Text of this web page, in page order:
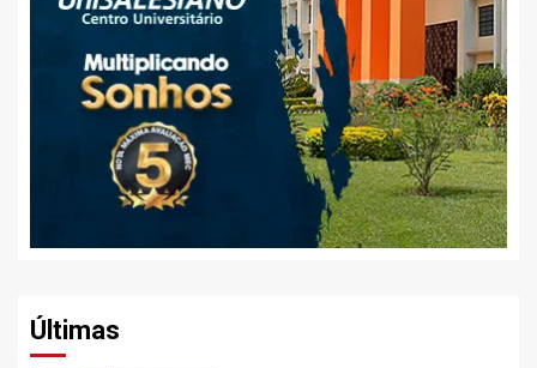
Últimas